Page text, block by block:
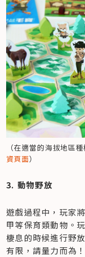
（在適當的海拔地區
資頁面）
3. 動物野放
遊戲過程中，玩家
甲等保育類動物。
棲息的時候進行野
有限，請量力而為！